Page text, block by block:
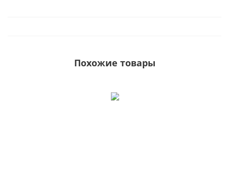
Похожие товары